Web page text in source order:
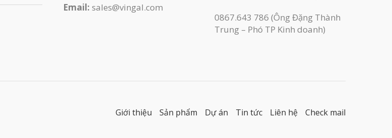
Email: sales@vingal.com
0867.643 786 (Ông Đặng Thành
Trung – Phó TP Kinh doanh)
Giới thiệu Sản phẩm Dự án Tin tức Liên hệ Check mail